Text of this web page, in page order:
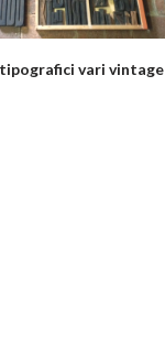
vari vintage